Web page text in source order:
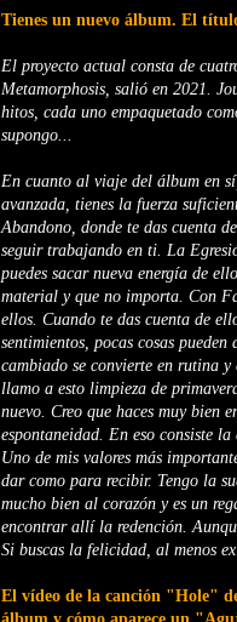
Tienes un nuevo álbum. El
El proyecto actual consta de
Metamorphosis, salió en 2021.
hitos, cada uno empaquetado
supongo...
En cuanto al viaje del álbum en
avanzada, tienes la fuerza
Abandono, donde te das cuenta
seguir trabajando en ti. La
puedes sacar nueva energía de
material y que no importa. Con
ellos. Cuando te das cuenta de
sentimientos, pocas cosas
cambiado se convierte en rutina y
llamo a esto limpieza de
nuevo. Creo que haces muy bien
espontaneidad. En eso consiste
Uno de mis valores más
dar como para recibir. Tengo la
mucho bien al corazón y es un
encontrar allí la redención.
Si buscas la felicidad, al menos
El vídeo de la canción "Hole"